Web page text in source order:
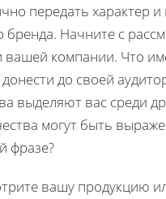
передать характер и
бренда. Начните с
вашей компании. Что
до своей
выделяют вас среди
могут быть
фразе?
вашу продукцию